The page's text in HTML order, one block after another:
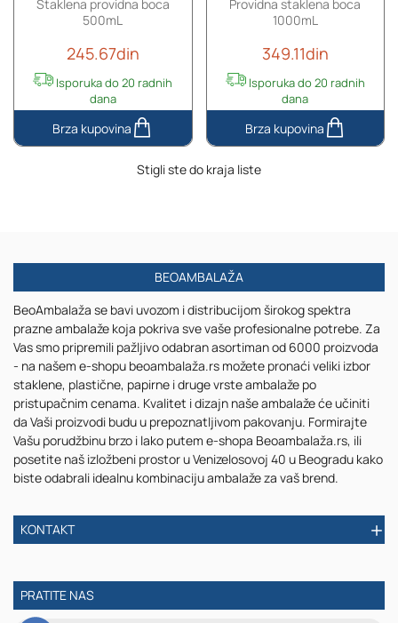
Staklena providna boca
500mL
245.67din
Isporuka do 20 radnih
dana
Staklena
Providna staklena boca
1000mL
349.11din
Isporuka do 20 radnih
dana
Providna
boca
Stigli ste do kraja liste
BEOAMBALAŽA
BeoAmbalaža se bavi uvozom i distribucijom širokog spektra
prazne ambalaže koja pokriva sve vaše profesionalne potrebe. Za
Vas smo pripremili pažljivo odabran asortiman od 6000 proizvoda
- na našem e-shopu beoambalaža.rs možete pronaći veliki izbor
staklene, plastične, papirne i druge vrste ambalaže po
pristupačnim cenama. Kvalitet i dizajn naše ambalaže će učiniti
da Vaši proizvodi budu u prepoznatljivom pakovanju. Formirajte
Vašu porudžbinu brzo i lako putem e-shopa Beoambalaža.rs, ili
posetite naš izložbeni prostor u Venizelosovoj 40 u Beogradu kako
biste odabrali idealnu kombinaciju ambalaže za vaš brend.
KONTAKT
PRATITE NAS